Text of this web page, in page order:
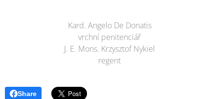
Kard. Angelo De Donatis
vrchní penitenciář
J. E. Mons. Krzysztof Nykiel
regent
Share